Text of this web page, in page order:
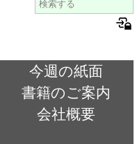
今週の紙面
書籍のご案内
会社概要